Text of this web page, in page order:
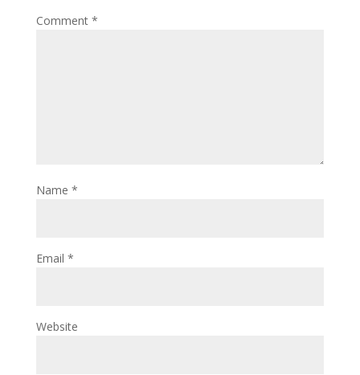
Comment *
Name *
Email *
Website